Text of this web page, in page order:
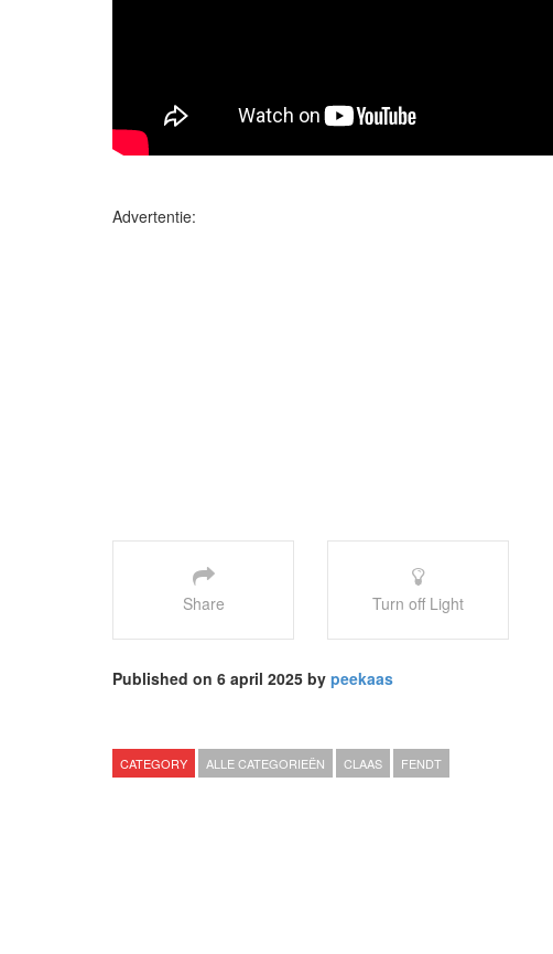
Advertentie:
Share Turn off Light
Published on 6 april 2025 by peekaas
CATEGORY ALLE CATEGORIEËN CLAAS FENDT